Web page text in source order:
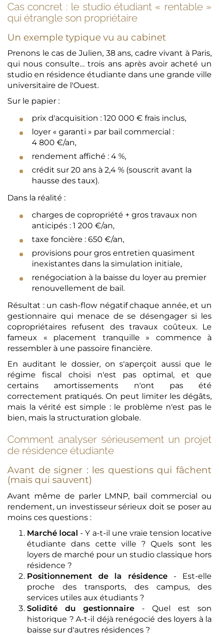
Cas concret : le studio étudiant « rentable »
qui étrangle son propriétaire
Un exemple typique vu au cabinet
Prenons le cas de Julien, 38 ans, cadre vivant à Paris,
qui nous consulte… trois ans après avoir acheté un
studio en résidence étudiante dans une grande ville
universitaire de l'Ouest.
Sur le papier :
prix d'acquisition : 120 000 € frais inclus,
loyer « garanti » par bail commercial :
4 800 €/an,
rendement affiché : 4 %,
crédit sur 20 ans à 2,4 % (souscrit avant la
hausse des taux).
Dans la réalité :
charges de copropriété + gros travaux non
anticipés : 1 200 €/an,
taxe foncière : 650 €/an,
provisions pour gros entretien quasiment
inexistantes dans la simulation initiale,
renégociation à la baisse du loyer au premier
renouvellement de bail.
Résultat : un cash-flow négatif chaque année, et un
gestionnaire qui menace de se désengager si les
copropriétaires refusent des travaux coûteux. Le
fameux « placement tranquille » commence à
ressembler à une passoire financière.
En auditant le dossier, on s'aperçoit aussi que le
régime fiscal choisi n'est pas optimal, et que
certains amortissements n'ont pas été
correctement pratiqués. On peut limiter les dégâts,
mais la vérité est simple : le problème n'est pas le
bien, mais la structuration globale.
Comment analyser sérieusement un projet
de résidence étudiante
Avant de signer : les questions qui fâchent
(mais qui sauvent)
Avant même de parler LMNP, bail commercial ou
rendement, un investisseur sérieux doit se poser au
moins ces questions :
Marché local - Y a-t-il une vraie tension locative
étudiante dans cette ville ? Quels sont les
loyers de marché pour un studio classique hors
résidence ?
Positionnement de la résidence- Est-elle
proche des transports, des campus, des
services utiles aux étudiants ?
Solidité du gestionnaire - Quel est son
historique ? A-t-il déjà renégocié des loyers à la
baisse sur d'autres résidences ?